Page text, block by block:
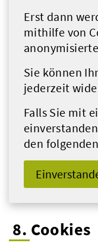
Erst dann
mithilfe von
Sie können
jederzeit
Falls Sie mit
den
8. Cookies